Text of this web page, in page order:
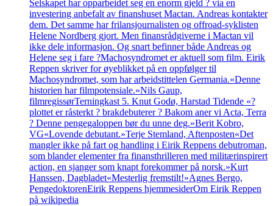
Selskapet har opparbeidet seg en enorm gjeld ? via en
investering anbefalt av finanshuset Mactan. Andreas kontakter
dem. Det samme har frilansjournalisten og offroad-syklisten
Helene Nordberg gjort. Men finansrådgiverne i Mactan vil
ikke dele informasjon. Og snart befinner både Andreas og
Helene seg i fare ?Machosyndromet er aktuell som film. Eirik
Reppen skriver for øyeblikket på en oppfølger til
Machosyndromet, som har arbeidstittelen Germania.«Denne
historien har filmpotensiale.»Nils Gaup,
filmregissørTerningkast 5. Knut Godø, Harstad Tidende «?
plottet er råsterkt ? brakdebuterer ? Bakom aner vi Acta, Terra
? Denne pengegaloppen bør du unne deg.»Berit Kobro,
VG«Lovende debutant.»Terje Stemland, Aftenposten«Det
mangler ikke på fart og handling i Eirik Reppens debutroman,
som blander elementer fra finansthrilleren med militærinspirert
action, en sjanger som knapt forekommer på norsk.»Kurt
Hanssen, Dagbladet«Mesterlig fremstilt!»Agnes Bergo,
PengedoktorenEirik Reppens hjemmesiderOm Eirik Reppen
på wikipedia